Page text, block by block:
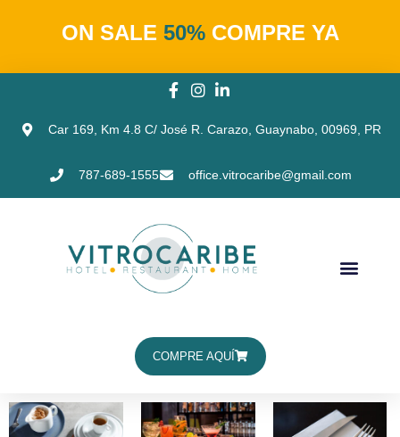
ON SALE 50% COMPRE YA
787-689-1555 office.vitrocaribe@gmail.com
Car 169, Km 4.8 C/ José R. Carazo, Guaynabo, 00969, PR
COMPRE AQUÍ